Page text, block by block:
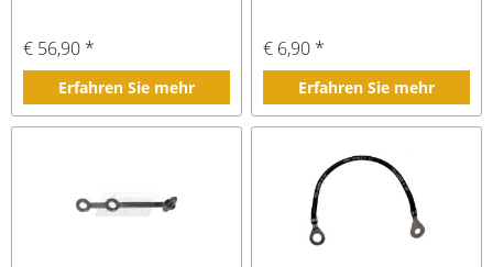
€ 56,90 *
Erfahren Sie mehr
€ 6,90 *
Erfahren Sie mehr